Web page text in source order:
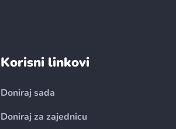
Korisni linkovi
Doniraj sada
Doniraj za zajednicu